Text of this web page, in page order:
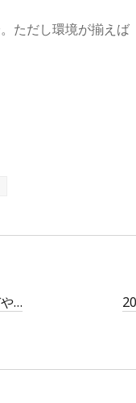
ただし環境が揃えば
…